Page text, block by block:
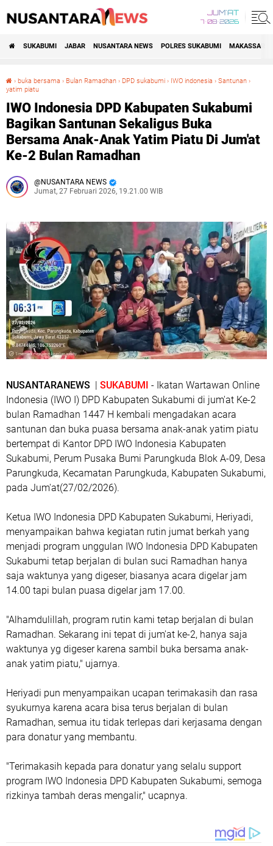
JUM'AT
7•08•2026
SUKABUMI JABAR NUSANTARA NEWS POLRES SUKABUMI MAKASSAR
› buka bersama › Bulan Ramadhan › DPD sukabumi › IWO indonesia › Santunan ›
yatim piatu
IWO Indonesia DPD Kabupaten Sukabumi
Bagikan Santunan Sekaligus Buka
Bersama Anak-Anak Yatim Piatu Di Jum'at
Ke-2 Bulan Ramadhan
NUSANTARA NEWS
Jumat, 27 Februari 2026, 19.21.00 WIB
NUSANTARANEWS | SUKABUMI - Ikatan Wartawan Online
Indonesia (IWO I) DPD Kabupaten Sukabumi di jum'at Ke-2
bulan Ramadhan 1447 H kembali mengadakan acara
santunan dan buka puasa bersama anak-anak yatim piatu
bertempat di Kantor DPD IWO Indonesia Kabupaten
Sukabumi, Perum Pusaka Bumi Parungkuda Blok A-09, Desa
Parungkuda, Kecamatan Parungkuda, Kabupaten Sukabumi,
pada Jum'at(27/02/2026).
Ketua IWO Indonesia DPD Kabupaten Sukabumi, Heriyadi,
menyampaikan bahwa kegiatan rutin jumat berkah yang
menjadi program unggulan IWO Indonesia DPD Kabupaten
Sukabumi tetap berjalan di bulan suci Ramadhan hanya
saja waktunya yang digeser, biasanya acara digelar jam
14.00 tapi bulan puasa digelar jam 17.00.
"Alhamdulillah, program rutin kami tetap berjalan di bulan
Ramadhan. Sekarang ini tepat di jum'at ke-2, hanya saja
waktunya yg digeser karena sambil buka bersama anak-
anak yatim piatu," ujarnya.
Heriyadi pun menyampaikan ucapan terimakasih dan rasa
syukurnya karena acara bisa terus berjalan di bulan
Ramadhan, semua itu tidak terlepas dari kerjasama dengan
para donatur yang membantu.
"Terimakasih kepada para donatur yang selalu support
program IWO Indonesia DPD Kabupaten Sukabumi, semoga
rizkinya tambah deras mengalir," ucapnya.